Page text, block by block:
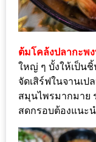
กิน
ไม่
ยั้ง
หมู
กระทะ
&
เผา
ต้มโคล้งปลากะพ
ใหญ่ ๆ บั้งให้เป็น
จัดเสิร์ฟในจานเ
สมุนไพรมากมาย
สดกรอบต้องแนะ